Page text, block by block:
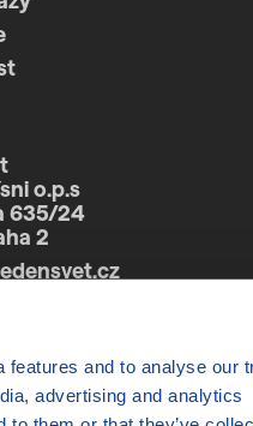
and to analyse our
advertising and analytics
o.p.s
635/24
2